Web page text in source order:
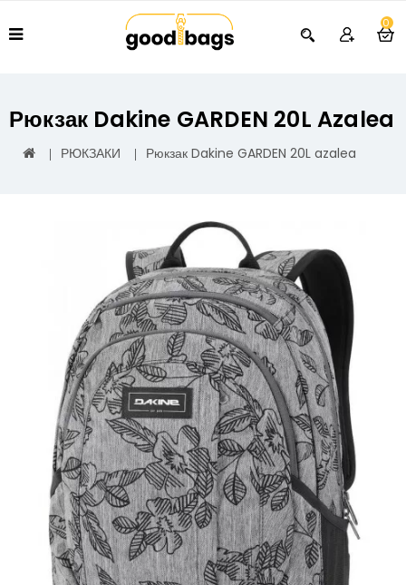
0
Рюкзак Dakine GARDEN 20L Azalea
РЮКЗАКИ Рюкзак Dakine GARDEN 20L azalea